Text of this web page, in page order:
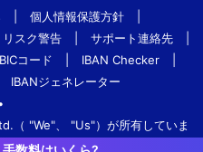
個人情報保護方針
リスク警告 サポート連絡先
コード IBAN Checker
IBANジェネレーター
（ "We"、 "Us"）が所有していま